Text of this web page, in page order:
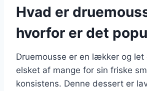
Hvad er
hvorfor er det
Druemousse er en lækker og
elsket af mange for sin friske
konsistens. Denne dessert er